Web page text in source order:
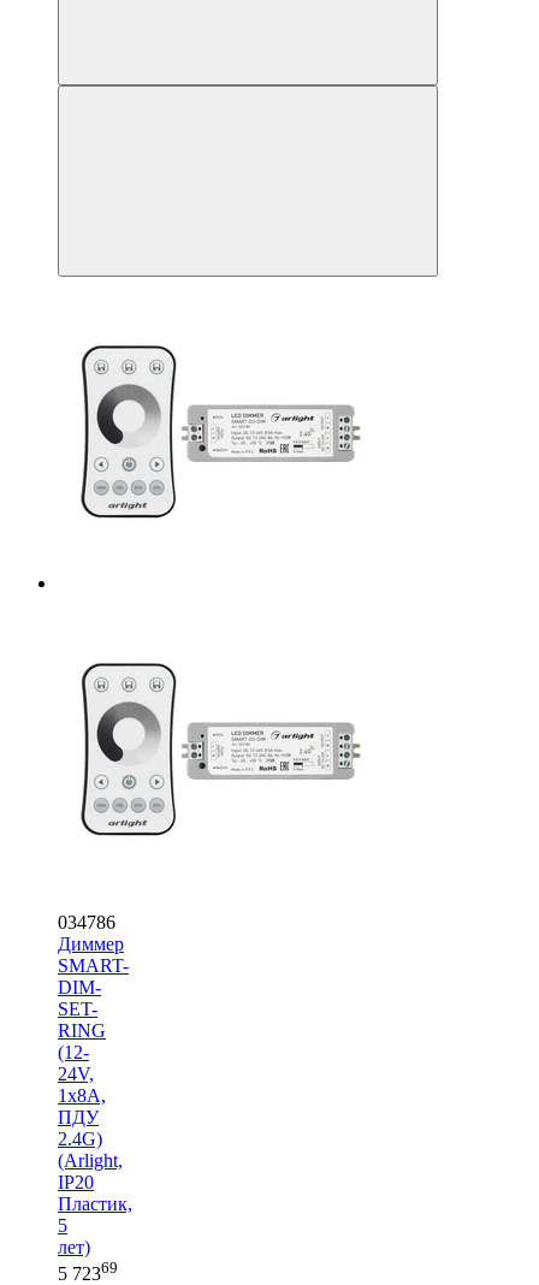
034786
Диммер
SMART-
DIM-
SET-
RING
(12-
24V,
1x8A,
ПДУ
2.4G)
(Arlight,
IP20
Пластик,
5
лет)
5 72369